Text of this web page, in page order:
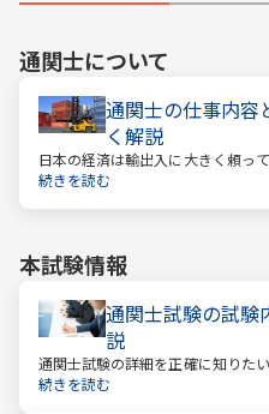
通関士について
通関士の仕事内容
く解説
日本の経済は輸出入に大きく頼っ
は回っていきません。そんな海外
続きを読む
本試験情報
通関士試験の試験
説
通関士試験の詳細を正確に知りた
指す場合は、まず試験内容や日程
続きを読む